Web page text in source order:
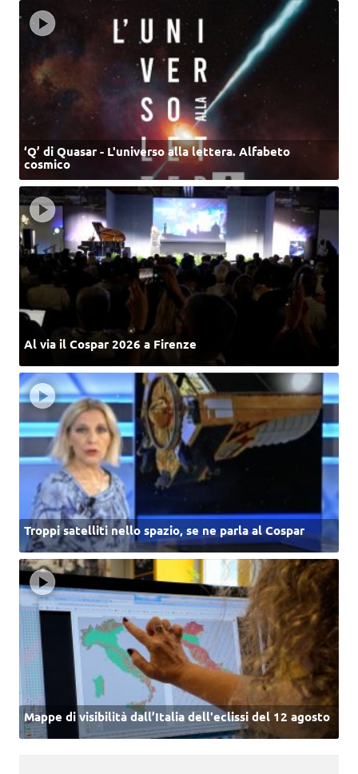
‘Q’ di Quasar - L'universo alla lettera. Alfabeto
cosmico
Al via il Cospar 2026 a Firenze
Troppi satelliti nello spazio, se ne parla al Cospar
Mappe di visibilità dall’Italia dell'eclissi del 12 agosto